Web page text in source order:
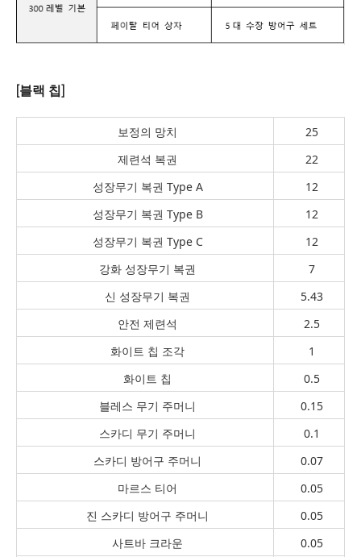
[블랙 칩]
보정의 망치
25
제련석 복권
22
성장무기 복권 Type A
12
성장무기 복권 Type B
12
성장무기 복권 Type C
12
강화 성장무기 복권
7
신 성장무기 복권
5.43
안전 제련석
2.5
화이트 칩 조각
1
화이트 칩
0.5
블레스 무기 주머니
0.15
스카디 무기 주머니
0.1
스카디 방어구 주머니
0.07
마르스 티어
0.05
진 스카디 방어구 주머니
0.05
사트바 크라운
0.05